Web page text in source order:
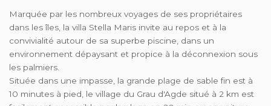
Marquée par les nombreux voyages de ses propriétaires
dans les îles, la villa Stella Maris invite au repos et à la
convivialité autour de sa superbe piscine, dans un
environnement dépaysant et propice à la déconnexion sous
les palmiers.
Située dans une impasse, la grande plage de sable fin est à
10 minutes à pied, le village du Grau d'Agde situé à 2 km est